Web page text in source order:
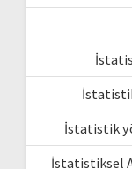
İstatistik
İstatistiksel